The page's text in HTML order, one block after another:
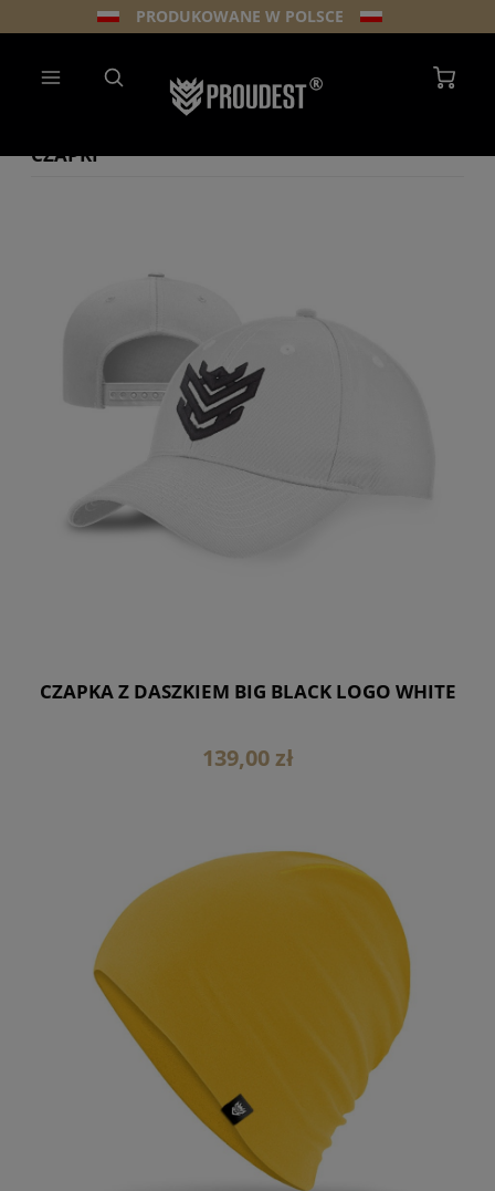
PRODUKOWANE W POLSCE
CZAPKI
CZAPKA Z DASZKIEM BIG BLACK LOGO WHITE
139,00 zł